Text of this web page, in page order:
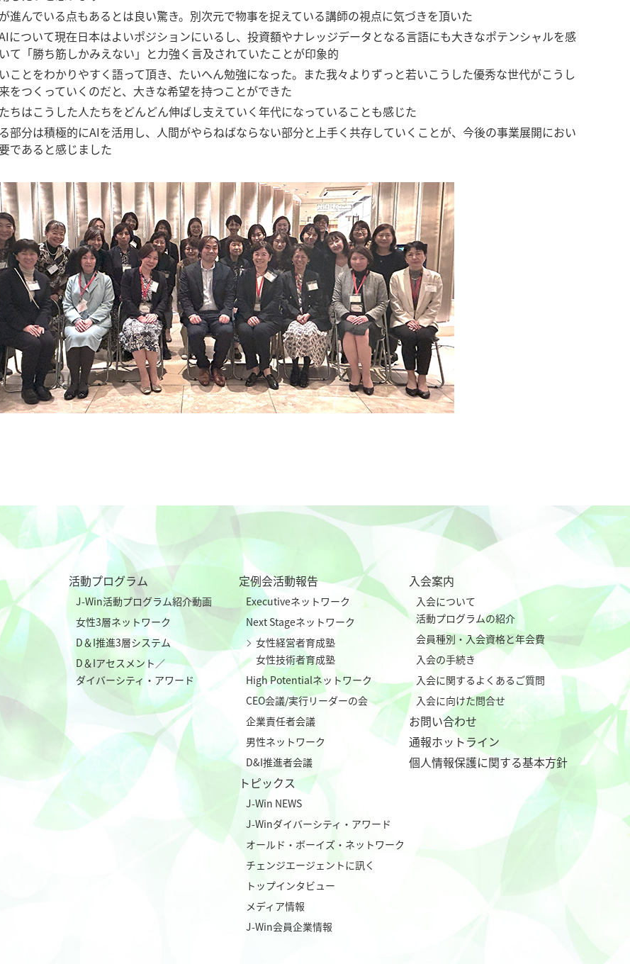
進んでいる点もあるとは良い驚き。別次元で物事を捉えている講師の視点に気づきを頂いた
について現在日本はよいポジションにいるし、投資額やナレッジデータとなる言語にも大きなポテンシャルを感
て「勝ち筋しかみえない」と力強く言及されていたことが印象的
ことをわかりやすく語って頂き、たいへん勉強になった。また我々よりずっと若いこうした優秀な世代がこうし
をつくっていくのだと、大きな希望を持つことができた
ちはこうした人たちをどんどん伸ばし支えていく年代になっていることも感じた
部分は積極的にAIを活用し、人間がやらねばならない部分と上手く共存していくことが、今後の事業展開におい
であると感じました
活動プログラム
J-Win活動プログラム紹介動画
女性3層ネットワーク
D＆I推進3層システム
D＆Iアセスメント／
ダイバーシティ・アワード
定例会活動報告
Executiveネットワーク
Next Stageネットワーク
女性経営者育成塾
女性技術者育成塾
High Potentialネットワーク
CEO会議/実行リーダーの会
企業責任者会議
男性ネットワーク
D&I推進者会議
トピックス
J-Win NEWS
J-Winダイバーシティ・アワード
オールド・ボーイズ・ネットワーク
チェンジエージェントに訊く
トップインタビュー
メディア情報
J-Win会員企業情報
入会案内
入会について
活動プログラムの紹介
会員種別・入会資格と年会費
入会の手続き
入会に関するよくあるご質問
入会に向けた問合せ
お問い合わせ
通報ホットライン
個人情報保護に関する基本方針